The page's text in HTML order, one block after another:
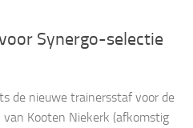
Synergo-selectie
de nieuwe trainersstaf voor de
Kooten Niekerk (afkomstig